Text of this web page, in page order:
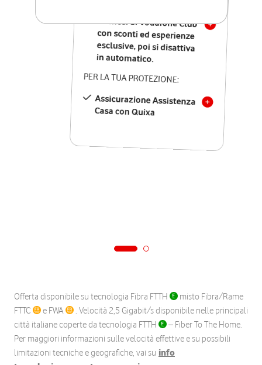
12 mesi di Vodafone Club
con sconti ed esperienze
esclusive, poi si disattiva
in automatico.
PER LA TUA PROTEZIONE:
Assicurazione Assistenza
Casa con Quixa
Offerta disponibile su tecnologia Fibra FTTH
misto Fibra/Rame
FTTC
e FWA
. Velocità 2,5 Gigabit/s disponibile nelle principali
città italiane coperte da tecnologia FTTH
– Fiber To The Home.
Per maggiori informazioni sulle velocità effettive e su possibili
limitazioni tecniche e geografiche, vai su info